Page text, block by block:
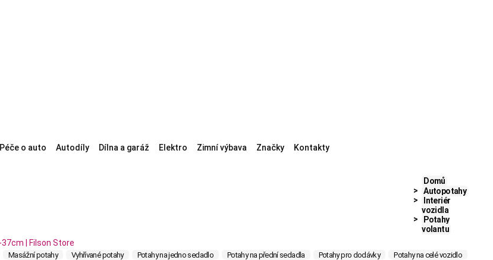
Péče o auto Autodíly Dílna a garáž Elektro Zimní výbava Značky Kontakty
Domů
Autopotahy
Interiér
vozidla
Potahy
volantu
Masážní potahy Vyhřívané potahy Potahy na jedno sedadlo Potahy na přední sedadla Potahy pro dodávky
Potahy na celé vozidlo